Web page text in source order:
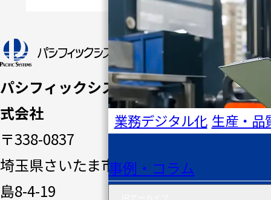
業務デジタル化 生産・品
事例・コラム
パシフィックシステム株
式会社
〒338-0837
埼玉県さいたま市桜区田
島8-4-19
トップペ
ージ
パシフ
ィック
ムの強